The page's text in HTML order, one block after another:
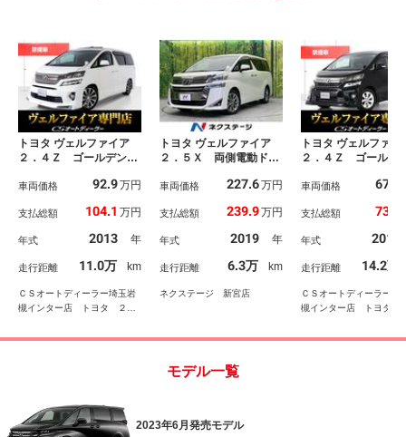
トヨタ ヴェルファイア
２．４Ｚ ゴールデンア
ーフ）（モデリスタエア
ンチアルミ）タナベダウ
Ｇ－Ｘナビ／後席モニタ
ー／両側自動ドア／パワ
ーバックドア／クルーズ
コントロール／クリアラ
ンスソナ
車両価格 92.9万円
支払総額 104.1 万円
年式 2013 年
走行距離 11.0万 km
ＣＳオートディーラー埼玉岩
槻インター店 トヨタ ２０
／ヴェルファイア／ハイブリ
トヨタ ヴェルファイア
２．５Ｘ 両側電動ド
席モニター バックカメ
ダークルーズ 禁煙車
サー スマートキー Ｌ
ＥＤヘッド ビルトイン
ＥＴＣ 純正１８インチ
アルミ
車両価格 227.6万円
支払総額 239.9万円
年式 2019 年
走行距離 6.3万 km
ネクステージ 新宮店
トヨタ ヴェルファイ
２．４Ｚ ゴールデ
（エアロカスタム）
ドア）パワーバック
レザーシート／純正
Ｄナビ／バックカメ
ＡＣ１００Ｖ電源／
ーズコントロール／
アランスソナー
車両価格 67.9
支払総額 73.4
年式 2013
走行距離 14.2万
ＣＳオートディーラー埼
槻インター店 トヨタ
／ヴェルファイア／ハイ
モデル一覧
2023年6月発売モデル